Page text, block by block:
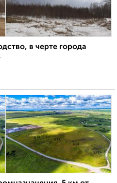
в черте города